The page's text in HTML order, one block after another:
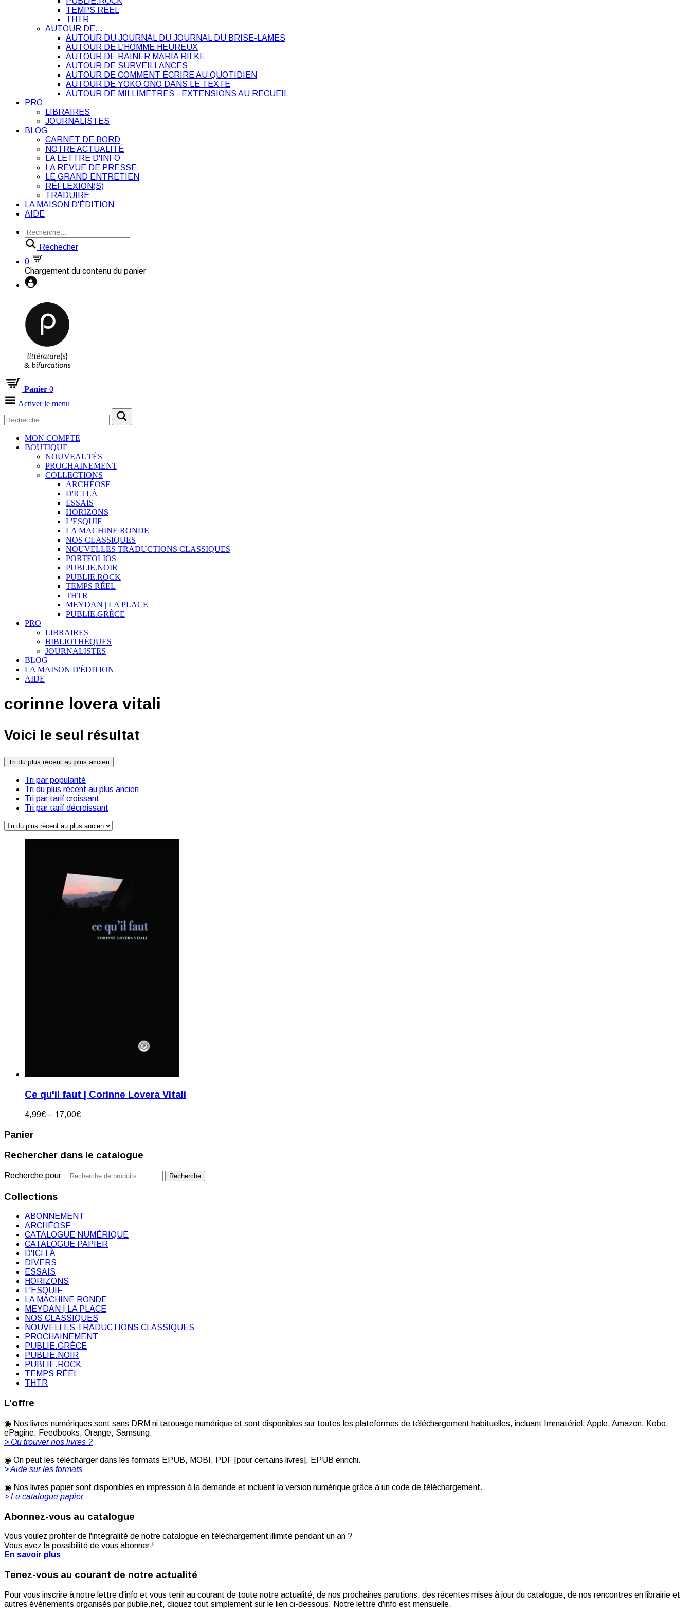
TEMPS RÉEL
THTR
AUTOUR DE…
AUTOUR DU JOURNAL DU JOURNAL DU BRISE-LAMES
AUTOUR DE L'HOMME HEUREUX
AUTOUR DE RAINER MARIA RILKE
AUTOUR DE SURVEILLANCES
AUTOUR DE COMMENT ÉCRIRE AU QUOTIDIEN
AUTOUR DE YOKO ONO DANS LE TEXTE
AUTOUR DE MILLIMÈTRES - EXTENSIONS AU RECUEIL
PRO
LIBRAIRES
JOURNALISTES
BLOG
CARNET DE BORD
NOTRE ACTUALITÉ
LA LETTRE D'INFO
LA REVUE DE PRESSE
LE GRAND ENTRETIEN
RÉFLEXION(S)
TRADUIRE
LA MAISON D'ÉDITION
AIDE
Rechecher
0
Chargement du contenu du panier
Panier 0
Activer le menu
MON COMPTE
BOUTIQUE
NOUVEAUTÉS
PROCHAINEMENT
COLLECTIONS
ARCHÉOSF
D'ICI LÀ
ESSAIS
HORIZONS
L'ESQUIF
LA MACHINE RONDE
NOS CLASSIQUES
NOUVELLES TRADUCTIONS CLASSIQUES
PORTFOLIOS
PUBLIE.NOIR
PUBLIE.ROCK
TEMPS RÉEL
THTR
MEYDAN | LA PLACE
PUBLIE.GRÈCE
PRO
LIBRAIRES
BIBLIOTHÈQUES
JOURNALISTES
BLOG
LA MAISON D'ÉDITION
AIDE
corinne lovera vitali
Voici le seul résultat
Tri du plus récent au plus ancien
Tri par popularité
Tri du plus récent au plus ancien
Tri par tarif croissant
Tri par tarif décroissant
Ce qu'il faut | Corinne Lovera Vitali
4,99€ – 17,00€
Panier
Rechercher dans le catalogue
Recherche pour : Recherche
Collections
ABONNEMENT
ARCHÉOSF
CATALOGUE NUMÉRIQUE
CATALOGUE PAPIER
D'ICI LÀ
DIVERS
ESSAIS
HORIZONS
L'ESQUIF
LA MACHINE RONDE
MEYDAN | LA PLACE
NOS CLASSIQUES
NOUVELLES TRADUCTIONS CLASSIQUES
PROCHAINEMENT
PUBLIE.GRÈCE
PUBLIE.NOIR
PUBLIE.ROCK
TEMPS RÉEL
THTR
L’offre
◉ Nos livres numériques sont sans DRM ni tatouage numérique et sont disponibles sur toutes les plateformes de téléchargement habituelles, incluant Immatériel, Apple, Amazon, Kobo,
ePagine, Feedbooks, Orange, Samsung.
> Où trouver nos livres ?
◉ On peut les télécharger dans les formats EPUB, MOBI, PDF [pour certains livres], EPUB enrichi.
> Aide sur les formats
◉ Nos livres papier sont disponibles en impression à la demande et incluent la version numérique grâce à un code de téléchargement.
> Le catalogue papier
Abonnez-vous au catalogue
Vous voulez profiter de l'intégralité de notre catalogue en téléchargement illimité pendant un an ?
Vous avez la possibilité de vous abonner !
En savoir plus
Tenez-vous au courant de notre actualité
Pour vous inscrire à notre lettre d'info et vous tenir au courant de toute notre actualité, de nos prochaines parutions, des récentes mises à jour du catalogue, de nos rencontres en librairie et
autres événements organisés par publie.net, cliquez tout simplement sur le lien ci-dessous. Notre lettre d'info est mensuelle.